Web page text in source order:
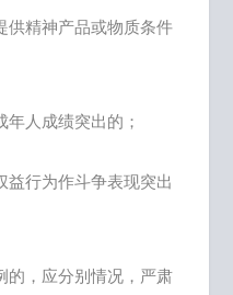
供精神产品或物质条件
年人成绩突出的；
益行为作斗争表现突出
，应分别情况，严肃